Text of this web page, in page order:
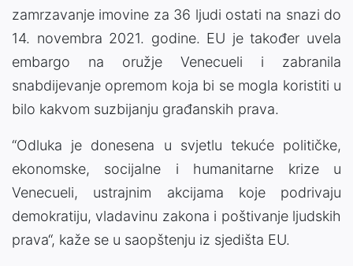
zamrzavanje imovine za 36 ljudi ostati na snazi ​​do
14. novembra 2021. godine. EU je također uvela
embargo na oružje Venecueli i zabranila
snabdijevanje opremom koja bi se mogla koristiti u
bilo kakvom suzbijanju građanskih prava.
“Odluka je donesena u svjetlu tekuće političke,
ekonomske, socijalne i humanitarne krize u
Venecueli, ustrajnim akcijama koje podrivaju
demokratiju, vladavinu zakona i poštivanje ljudskih
prava“, kaže se u saopštenju iz sjedišta EU.